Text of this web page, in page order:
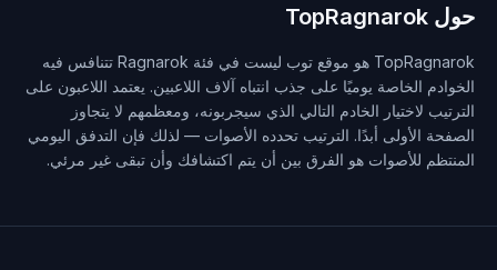
حول TopRagnarok
TopRagnarok هو موقع توب ليست في فئة Ragnarok تتنافس فيه
الخوادم الخاصة يوميًا على جذب انتباه آلاف اللاعبين. يعتمد اللاعبون على
الترتيب لاختيار الخادم التالي الذي سيجربونه، ومعظمهم لا يتجاوز
الصفحة الأولى أبدًا. الترتيب تحدده الأصوات — لذلك فإن التدفق اليومي
المنتظم للأصوات هو الفرق بين أن يتم اكتشافك وأن تبقى غير مرئي.